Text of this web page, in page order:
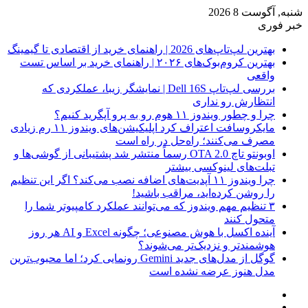
شنبه, آگوست 8 2026
خبر فوری
بهترین لپ‌تاپ‌های 2026 | راهنمای خرید از اقتصادی تا گیمینگ
بهترین کروم‌بوک‌های ۲۰۲۶ | راهنمای خرید بر اساس تست
واقعی
بررسی لپ‌تاپ Dell 16S | نمایشگر زیبا، عملکردی که
انتظارش رو نداری
چرا و چطور ویندوز ۱۱ هوم رو به پرو آپگرید کنیم؟
مایکروسافت اعتراف کرد اپلیکیشن‌های ویندوز ۱۱ رم زیادی
مصرف می‌کنند؛ راه‌حل در راه است
اوبونتو تاچ OTA 2.0 رسماً منتشر شد پشتیبانی از گوشی‌ها و
تبلت‌های لینوکسی بیشتر
چرا ویندوز ۱۱ آپدیت‌های اضافه نصب می‌کند؟ اگر این تنظیم
را روشن کرده‌اید، مراقب باشید!
۳ تنظیم مهم ویندوز که می‌توانند عملکرد کامپیوتر شما را
متحول کنند
آینده اکسل با هوش مصنوعی؛ چگونه Excel و AI هر روز
هوشمندتر و نزدیک‌تر می‌شوند؟
گوگل از مدل‌های جدید Gemini رونمایی کرد؛ اما محبوب‌ترین
مدل هنوز عرضه نشده است